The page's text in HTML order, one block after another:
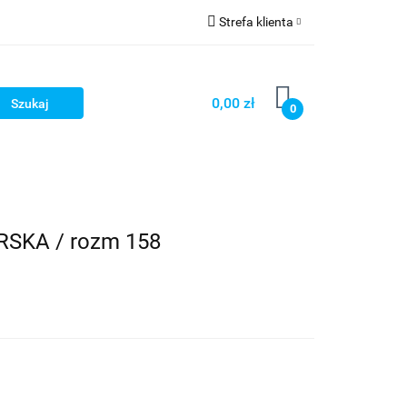
Strefa klienta
Zarejestruj się
Dodaj zgłoszenie
0,00 zł 0
/ rozm 158